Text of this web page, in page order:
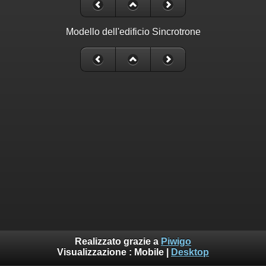
Modello dell'edificio Sincrotrone
Realizzato grazie a Piwigo
Visualizzazione : Mobile Desktop